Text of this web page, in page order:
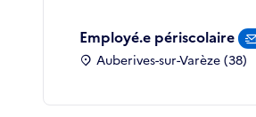
Employé.e périscolaire
Auberives-sur-Varèze (38)